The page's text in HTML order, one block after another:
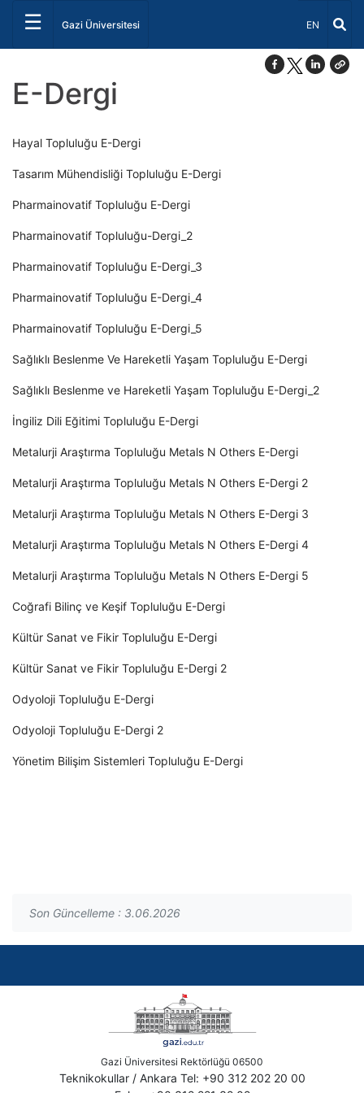
☰ Gazi Üniversitesi Dil Seçiniz
EN
E-Dergi
Hayal Topluluğu E-Dergi
Tasarım Mühendisliği Topluluğu E-Dergi
Pharmainovatif Topluluğu E-Dergi
Pharmainovatif Topluluğu-Dergi_2
Pharmainovatif Topluluğu E-Dergi_3
Pharmainovatif Topluluğu E-Dergi_4
Pharmainovatif Topluluğu E-Dergi_5
Sağlıklı Beslenme Ve Hareketli Yaşam Topluluğu E-Dergi
Sağlıklı Beslenme ve Hareketli Yaşam Topluluğu E-Dergi_2
İngiliz Dili Eğitimi Topluluğu E-Dergi
Metalurji Araştırma Topluluğu Metals N Others E-Dergi
Metalurji Araştırma Topluluğu Metals N Others E-Dergi 2
Metalurji Araştırma Topluluğu Metals N Others E-Dergi 3
Metalurji Araştırma Topluluğu Metals N Others E-Dergi 4
Metalurji Araştırma Topluluğu Metals N Others E-Dergi 5
Coğrafi Bilinç ve Keşif Topluluğu E-Dergi
Kültür Sanat ve Fikir Topluluğu E-Dergi
Kültür Sanat ve Fikir Topluluğu E-Dergi 2
Odyoloji Topluluğu E-Dergi
Odyoloji Topluluğu E-Dergi 2
Yönetim Bilişim Sistemleri Topluluğu E-Dergi
Son Güncelleme : 3.06.2026
Gazi Üniversitesi Rektörlüğü 06500
Teknikokullar / Ankara Tel: +90 312 202 20 00